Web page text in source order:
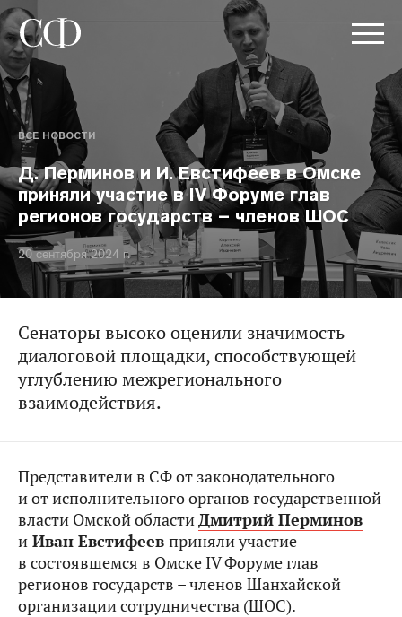
ВСЕ НОВОСТИ
Д. Перминов и И. Евстифеев в Омске
приняли участие в IV Форуме глав
регионов государств – членов ШОС
20 сентября 2024 г.
Сенаторы высоко оценили значимость
диалоговой площадки, способствующей
углублению межрегионального
взаимодействия.
Представители в СФ от законодательного
и от исполнительного органов государственной
власти Омской областиДмитрий Перминов
и Иван Евстифеев приняли участие
в состоявшемся в Омске IV Форуме глав
регионов государств – членов Шанхайской
организации сотрудничества (ШОС).